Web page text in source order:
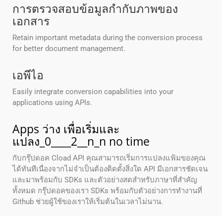
การตรวจสอบข้อมูลกํากับภาพของ
เอกสาร
Retain important metadata during the conversion process
for better document management.
เอพีไอ
Easily integrate conversion capabilities into your
applications using APIs.
Apps ว่าง เพื่อเริ่มและ
แปลง_0____2__n_n no time
กับกรุ๊ปดอค Cload API คุณสามารถเริ่มการแปลงแฟ้มของคุณ
ได้ทันทีเนื่องจากไม่จําเป็นต้องติดตั้งสิ่งใด API มีเอกสารชัดเจน
และมาพร้อมกับ SDKs และตัวอย่างสดสําหรับภาษาที่สําคัญ
ทั้งหมด กรุ๊ปดอคของเรา SDKs พร้อมกับตัวอย่างการทํางานที่
Github ช่วยผู้ใช้ของเราให้เริ่มต้นในเวลาไม่นาน.